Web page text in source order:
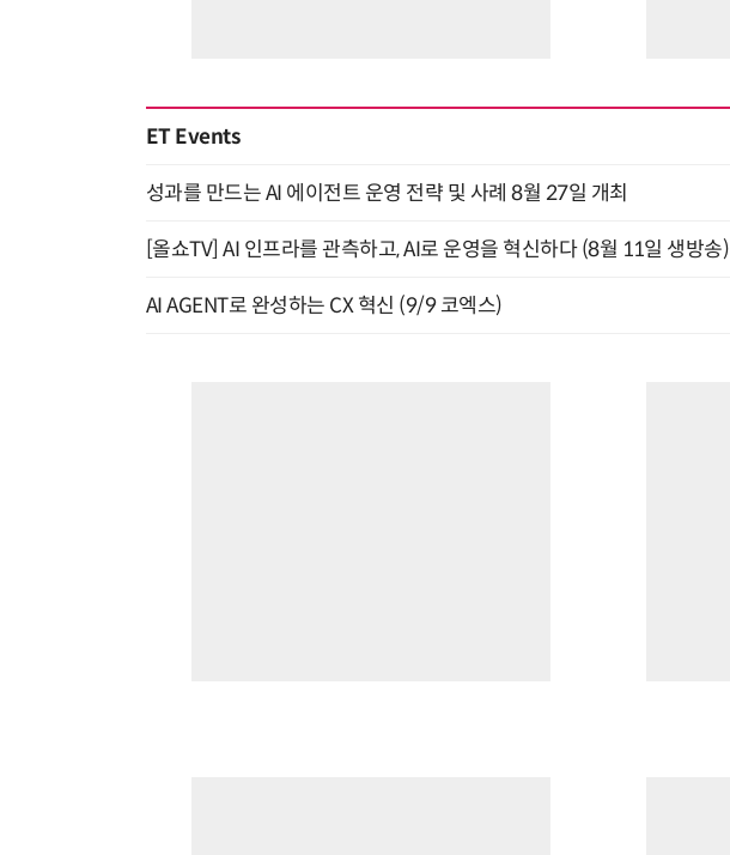
ET Events
성과를 만드는 AI 에이전트 운영 전략 및 사례 8월 27일 개최
[올쇼TV] AI 인프라를 관측하고, AI로 운영을 혁신하다 (8월 11일 생방송)
AI AGENT로 완성하는 CX 혁신 (9/9 코엑스)